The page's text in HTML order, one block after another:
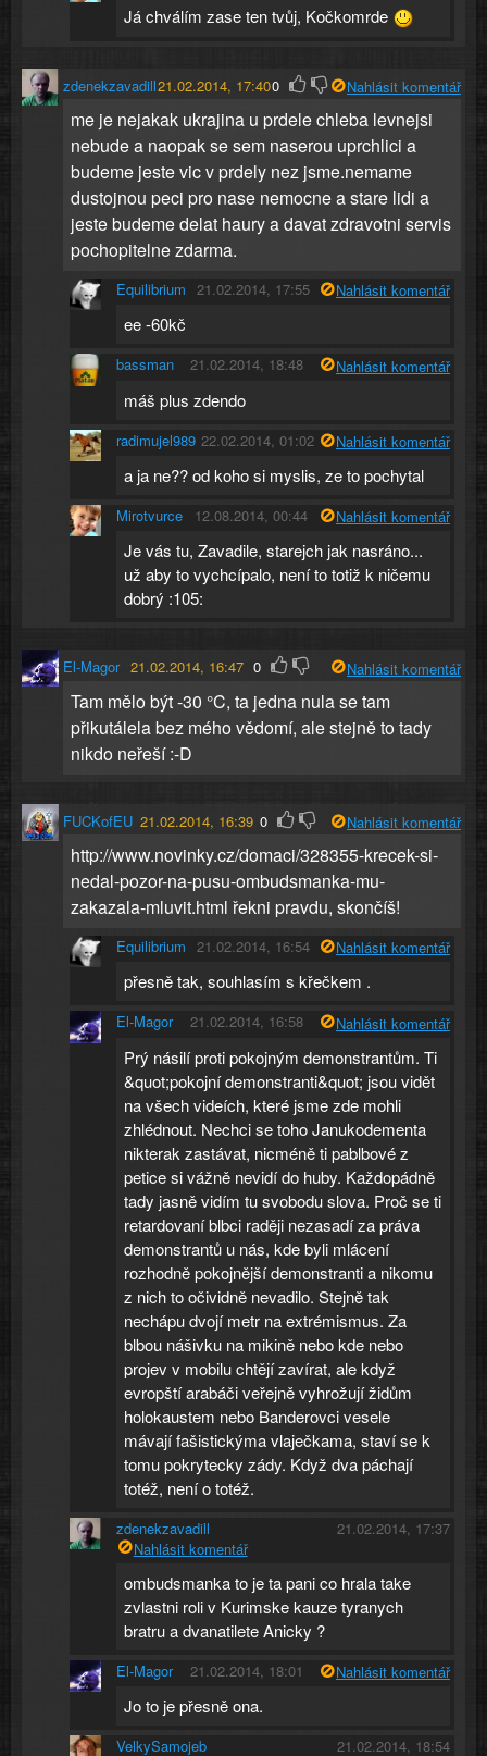
Já chválím zase ten tvůj, Kočkomrde
zdenekzavadill21.02.2014, 17:400 Nahlásit komentář
me je nejakak ukrajina u prdele chleba levnejsi
nebude a naopak se sem naserou uprchlici a
budeme jeste vic v prdely nez jsme.nemame
dustojnou peci pro nase nemocne a stare lidi a
jeste budeme delat haury a davat zdravotni servis
pochopitelne zdarma.
Equilibrium 21.02.2014, 17:55 Nahlásit komentář
ee -60kč
bassman 21.02.2014, 18:48 Nahlásit komentář
máš plus zdendo
radimujel989 22.02.2014, 01:02 Nahlásit komentář
a ja ne?? od koho si myslis, ze to pochytal
Mirotvurce 12.08.2014, 00:44 Nahlásit komentář
Je vás tu, Zavadile, starejch jak nasráno...
už aby to vychcípalo, není to totiž k ničemu
dobrý :105:
El-Magor 21.02.2014, 16:47 0 Nahlásit komentář
Tam mělo být -30 °C, ta jedna nula se tam
přikutálela bez mého vědomí, ale stejně to tady
nikdo neřeší :-D
FUCKofEU 21.02.2014, 16:39 0 Nahlásit komentář
http://www.novinky.cz/domaci/328355-krecek-si-
nedal-pozor-na-pusu-ombudsmanka-mu-
zakazala-mluvit.html řekni pravdu, skončíš!
Equilibrium 21.02.2014, 16:54 Nahlásit komentář
přesně tak, souhlasím s křečkem .
El-Magor 21.02.2014, 16:58 Nahlásit komentář
Prý násilí proti pokojným demonstrantům. Ti
&quot;pokojní demonstranti&quot; jsou vidět
na všech videích, které jsme zde mohli
zhlédnout. Nechci se toho Janukodementa
nikterak zastávat, nicméně ti pablbové z
petice si vážně nevidí do huby. Každopádně
tady jasně vidím tu svobodu slova. Proč se ti
retardovaní blbci raději nezasadí za práva
demonstrantů u nás, kde byli mlácení
rozhodně pokojnější demonstranti a nikomu
z nich to očividně nevadilo. Stejně tak
nechápu dvojí metr na extrémismus. Za
blbou nášivku na mikině nebo kde nebo
projev v mobilu chtějí zavírat, ale když
evropští arabáči veřejně vyhrožují židům
holokaustem nebo Banderovci vesele
mávají fašistickýma vlaječkama, staví se k
tomu pokrytecky zády. Když dva páchají
totéž, není o totéž.
zdenekzavadill
21.02.2014, 17:37
Nahlásit komentář
ombudsmanka to je ta pani co hrala take
zvlastni roli v Kurimske kauze tyranych
bratru a dvanatilete Anicky ?
El-Magor 21.02.2014, 18:01 Nahlásit komentář
Jo to je přesně ona.
VelkySamojeb
21.02.2014, 18:54